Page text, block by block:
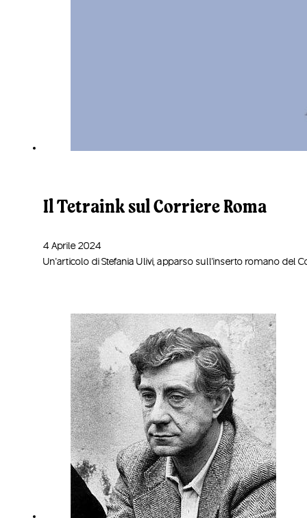
Il Tetraink sul Corriere Roma
4 Aprile 2024
Un'articolo di Stefania Ulivi, apparso sull'inserto romano del